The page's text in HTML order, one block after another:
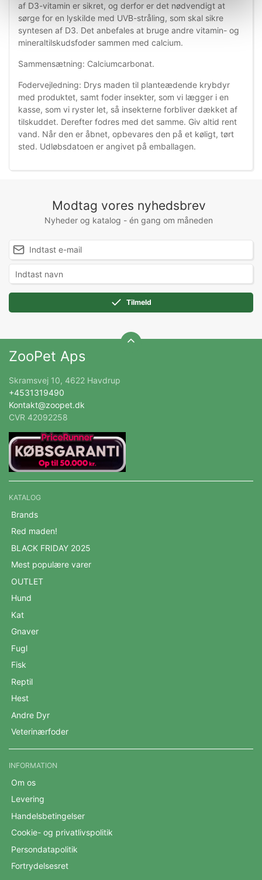
af ​​D3-vitamin er sikret, og derfor er det nødvendigt at
sørge for en lyskilde med UVB-stråling, som skal sikre
syntesen af ​​D3. Det anbefales at bruge andre vitamin- og
mineraltilskudsfoder sammen med calcium.
Sammensætning: Calciumcarbonat.
Fodervejledning: Drys maden til planteædende krybdyr
med produktet, samt foder insekter, som vi lægger i en
kasse, som vi ryster let, så insekterne forbliver dækket af
tilskuddet. Derefter fodres med det samme. Giv altid rent
vand. Når den er åbnet, opbevares den på et køligt, tørt
sted. Udløbsdatoen er angivet på emballagen.
Modtag vores nyhedsbrev
Nyheder og katalog - én gang om måneden
Tilmeld
ZooPet Aps
Skramsvej 10, 4622 Havdrup
+4531319490
Kontakt@zoopet.dk
CVR 42092258
KATALOG
Brands
Red maden!
BLACK FRIDAY 2025
Mest populære varer
OUTLET
Hund
Kat
Gnaver
Fugl
Fisk
Reptil
Hest
Andre Dyr
Veterinærfoder
INFORMATION
Om os
Levering
Handelsbetingelser
Cookie- og privatlivspolitik
Persondatapolitik
Fortrydelsesret